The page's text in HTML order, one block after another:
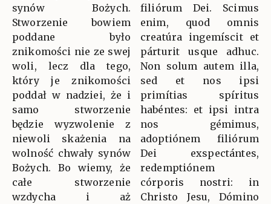
synów Bożych.
Stworzenie bowiem
poddane było
znikomości nie ze swej
woli, lecz dla tego,
który je znikomości
poddał w nadziei, że i
samo stworzenie
będzie wyzwolenie z
niewoli skażenia na
wolność chwały synów
Bożych. Bo wiemy, że
całe stworzenie
wzdycha i aż
filiórum Dei. Scimus
enim, quod omnis
creatúra ingemíscit et
párturit usque adhuc.
Non solum autem illa,
sed et nos ipsi
primítias spíritus
habéntes: et ipsi intra
nos gémimus,
adoptiónem filiórum
Dei exspectántes,
redemptiónem
córporis nostri: in
Christo Jesu, Dómino